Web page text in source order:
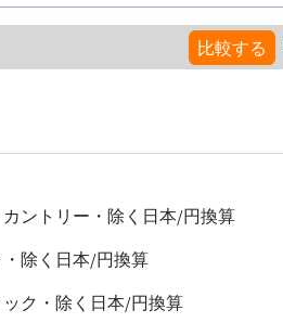
比較する
カントリー・除く日本/円換算
・除く日本/円換算
ック・除く日本/円換算